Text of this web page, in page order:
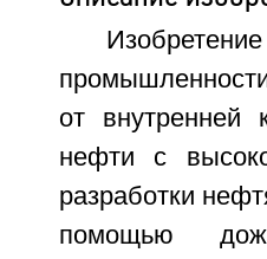
от внутренней
нефти с
разработки
помощью